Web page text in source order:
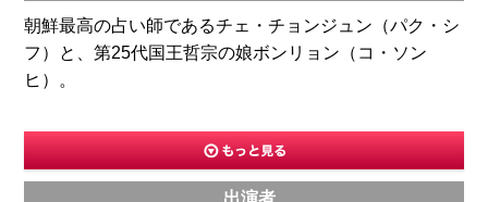
朝鮮最高の占い師であるチェ・チョンジュン（パク・シ
フ）と、第25代国王哲宗の娘ボンリョン（コ・ソン
ヒ）。
出演者